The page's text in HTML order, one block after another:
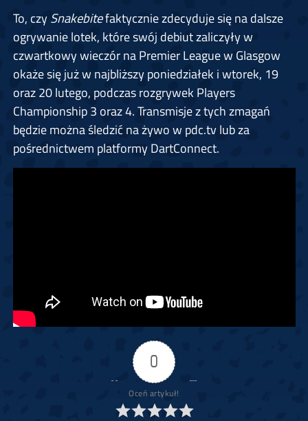
To, czySnakebitefaktycznie zdecyduje się na dalsze
ogrywanie lotek, które swój debiut zaliczyły w
czwartkowy wieczór na Premier League w Glasgow
okaże się już w najbliższy poniedziałek i wtorek, 19
oraz 20 lutego, podczas rozgrywek Players
Championship 3 oraz 4. Transmisje z tych zmagań
będzie można śledzić na żywo w pdc.tv lub za
pośrednictwem platformy DartConnect.
0
Oceń artykuł!